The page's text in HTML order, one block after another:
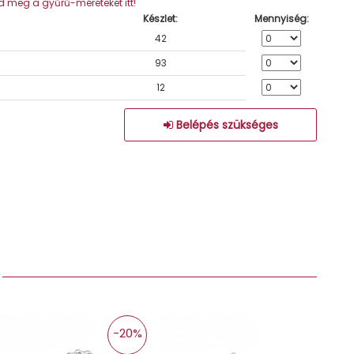
meg a gyűrű-méreteket itt!
Készlet:
Mennyiség:
42
93
12
Belépés szükséges
-20%